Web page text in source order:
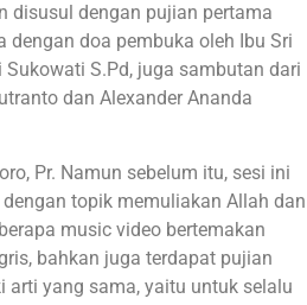
disusul dengan pujian pertama
dengan doa pembuka oleh Ibu Sri
S.Pd, juga sambutan dari
dan Alexander Ananda
Pr. Namun sebelum itu, sesi ini
topik memuliakan Allah dan
music video bertemakan
bahkan juga terdapat pujian
yang sama, yaitu untuk selalu